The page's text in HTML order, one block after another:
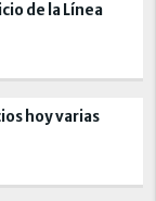
de la Línea
hoy varias